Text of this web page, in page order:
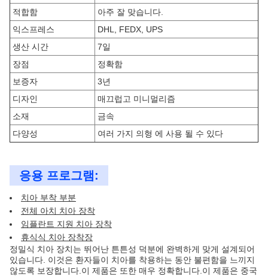
적합함
아주 잘 맞습니다.
익스프레스
DHL, FEDX, UPS
생산 시간
7일
장점
정확함
보증자
3년
디자인
매끄럽고 미니멀리즘
소재
금속
다양성
여러 가지 의형 에 사용 될 수 있다
응용 프로그램:
치아 부착 부분
전체 아치 치아 장착
임플란트 지원 치아 장착
휴식식 치아 장착장
정밀식 치아 장치는 뛰어난 튼튼성 덕분에 완벽하게 맞게 설계되어
있습니다. 이것은 환자들이 치아를 착용하는 동안 불편함을 느끼지
않도록 보장합니다.이 제품은 또한 매우 정확합니다.이 제품은 중국